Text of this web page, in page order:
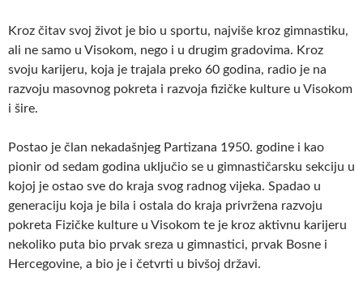
Kroz čitav svoj život je bio u sportu, najviše kroz gimnastiku,
ali ne samo u Visokom, nego i u drugim gradovima. Kroz
svoju karijeru, koja je trajala preko 60 godina, radio je na
razvoju masovnog pokreta i razvoja fizičke kulture u Visokom
i šire.
Postao je član nekadašnjeg Partizana 1950. godine i kao
pionir od sedam godina uključio se u gimnastičarsku sekciju u
kojoj je ostao sve do kraja svog radnog vijeka. Spadao u
generaciju koja je bila i ostala do kraja privržena razvoju
pokreta Fizičke kulture u Visokom te je kroz aktivnu karijeru
nekoliko puta bio prvak sreza u gimnastici, prvak Bosne i
Hercegovine, a bio je i četvrti u bivšoj državi.